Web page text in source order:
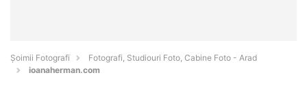
Șoimii Fotografi
Fotografi, Studiouri Foto, Cabine Foto - Arad
ioanaherman.com